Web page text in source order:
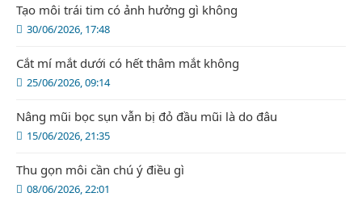
30/06/2026, 17:48
Tạo môi trái tim có ảnh hưởng gì không
25/06/2026, 09:14
Cắt mí mắt dưới có hết thâm mắt không
15/06/2026, 21:35
Nâng mũi bọc sụn vẫn bị đỏ đầu mũi là do đâu
08/06/2026, 22:01
Thu gọn môi cần chú ý điều gì